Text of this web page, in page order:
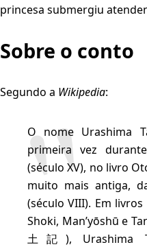
princesa submergiu
Sobre o conto
Segundo a Wikipedia:
O nome Urashima
primeira vez
(século XV), no livro
muito mais antiga,
(século VIII). Em
Shoki, Man’yōshū e
土記), Urashima